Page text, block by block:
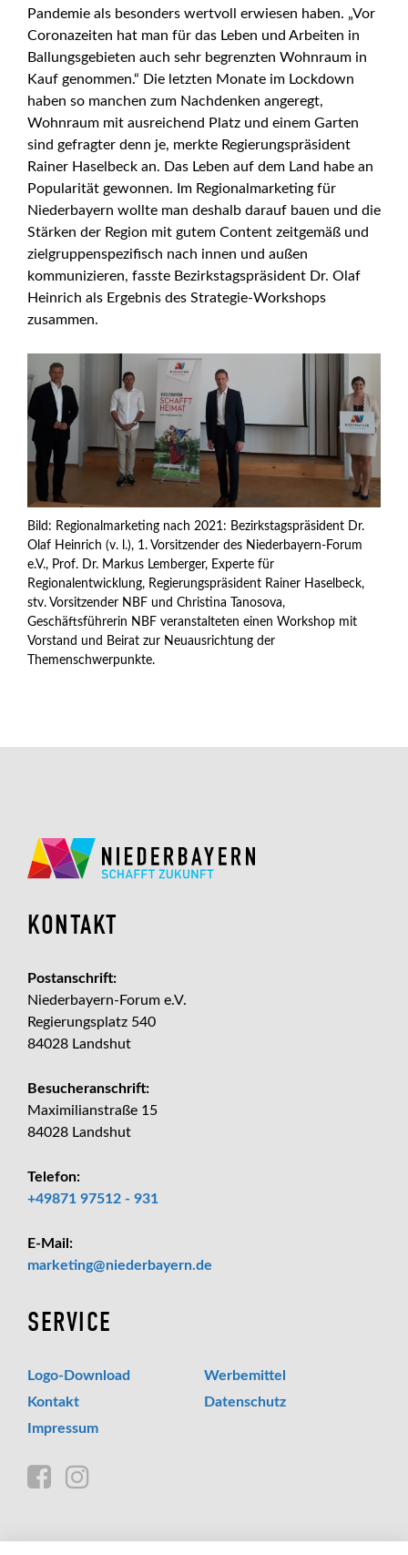
Pandemie als besonders wertvoll erwiesen haben. „Vor
Coronazeiten hat man für das Leben und Arbeiten in
Ballungsgebieten auch sehr begrenzten Wohnraum in
Kauf genommen.“ Die letzten Monate im Lockdown
haben so manchen zum Nachdenken angeregt,
Wohnraum mit ausreichend Platz und einem Garten
sind gefragter denn je, merkte Regierungspräsident
Rainer Haselbeck an. Das Leben auf dem Land habe an
Popularität gewonnen. Im Regionalmarketing für
Niederbayern wollte man deshalb darauf bauen und die
Stärken der Region mit gutem Content zeitgemäß und
zielgruppenspezifisch nach innen und außen
kommunizieren, fasste Bezirkstagspräsident Dr. Olaf
Heinrich als Ergebnis des Strategie-Workshops
zusammen.
Bild: Regionalmarketing nach 2021: Bezirkstagspräsident Dr.
Olaf Heinrich (v. l.), 1. Vorsitzender des Niederbayern-Forum
e.V., Prof. Dr. Markus Lemberger, Experte für
Regionalentwicklung, Regierungspräsident Rainer Haselbeck,
stv. Vorsitzender NBF und Christina Tanosova,
Geschäftsführerin NBF veranstalteten einen Workshop mit
Vorstand und Beirat zur Neuausrichtung der
Themenschwerpunkte.
KONTAKT
Postanschrift:
Niederbayern-Forum e.V.
Regierungsplatz 540
84028 Landshut
Besucheranschrift:
Maximilianstraße 15
84028 Landshut
Telefon:
+49871 97512 - 931
E-Mail:
marketing
_at_
niederbayern.de
SERVICE
Logo-Download
Werbemittel
Kontakt
Datenschutz
Impressum